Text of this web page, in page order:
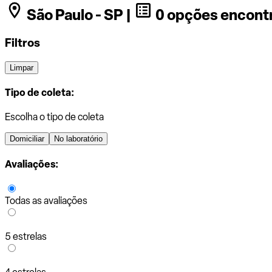
São Paulo - SP |
0 opções
Filtros
Limpar
Tipo de coleta:
Escolha o tipo de coleta
Domiciliar No laboratório
Avaliações:
Todas as avaliações
5 estrelas